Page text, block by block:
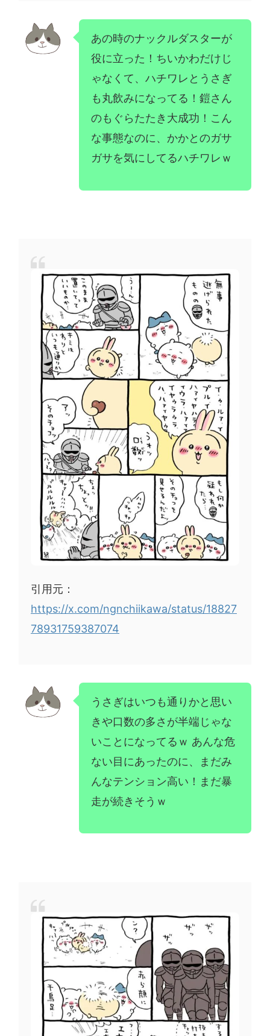
あの時のナックルダスターが
役に立った！ちいかわだけじ
ゃなくて、ハチワレとうさぎ
も丸飲みになってる！鎧さん
のもぐらたたき大成功！こん
な事態なのに、かかとのガサ
ガサを気にしてるハチワレｗ
引用元：
https://x.com/ngnchiikawa/status/18827
78931759387074
うさぎはいつも通りかと思い
きや口数の多さが半端じゃな
いことになってるｗ あんな危
ない目にあったのに、まだみ
んなテンション高い！まだ暴
走が続きそうｗ